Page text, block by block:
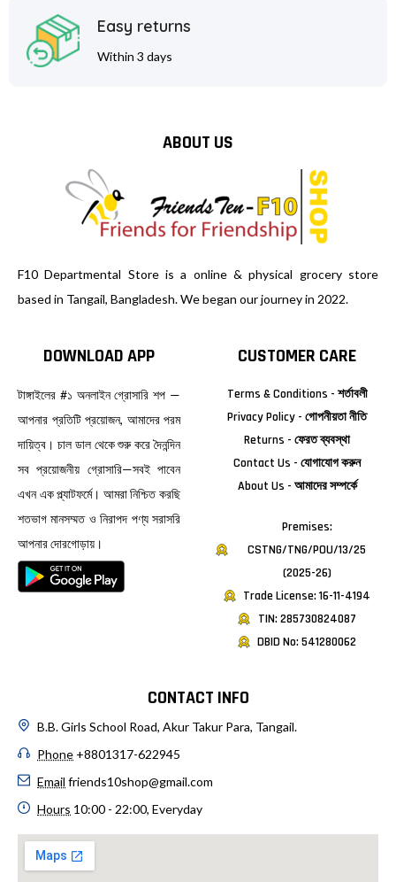
Easy returns
Within 3 days
ABOUT US
F10 Departmental Store is a online & physical grocery store
based in Tangail, Bangladesh. We began our journey in 2022.
DOWNLOAD APP
টাঙ্গাইলের #১ অনলাইন গ্রোসারি শপ —
আপনার প্রতিটি প্রয়োজন, আমাদের পরম
দায়িত্ব। চাল ডাল থেকে শুরু করে দৈনন্দিন
সব প্রয়োজনীয় গ্রোসারি—সবই পাবেন
এখন এক প্ল্যাটফর্মে। আমরা নিশ্চিত করছি
শতভাগ মানসম্মত ও নিরাপদ পণ্য সরাসরি
আপনার দোরগোড়ায়।
CUSTOMER CARE
Terms & Conditions - শর্তাবলী
Privacy Policy - গোপনীয়তা নীতি
Returns - ফেরত ব্যবস্থা
Contact Us - যোগাযোগ করুন
About Us - আমাদের সম্পর্কে
Premises:
CSTNG/TNG/POU/13/25
(2025-26)
Trade License: 16-11-4194
TIN: 285730824087
DBID No: 541280062
CONTACT INFO
B.B. Girls School Road, Akur Takur Para, Tangail.
Phone +8801317-622945
Email friends10shop@gmail.com
Hours 10:00 - 22:00, Everyday